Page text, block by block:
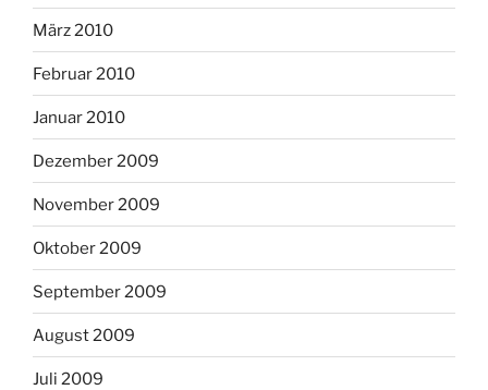
März 2010
Februar 2010
Januar 2010
Dezember 2009
November 2009
Oktober 2009
September 2009
August 2009
Juli 2009